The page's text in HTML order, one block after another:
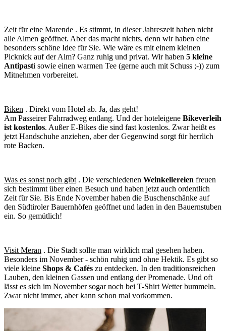
Zeit für eine Marende . Es stimmt, in dieser Jahreszeit haben nicht
alle Almen geöffnet. Aber das macht nichts, denn wir haben eine
besonders schöne Idee für Sie. Wie wäre es mit einem kleinen
Picknick auf der Alm? Ganz ruhig und privat. Wir haben 5 kleine
Antipasti sowie einen warmen Tee (gerne auch mit Schuss ;-)) zum
Mitnehmen vorbereitet.
Biken . Direkt vom Hotel ab. Ja, das geht!
Am Passeirer Fahrradweg entlang. Und der hoteleigene Bikeverleih
ist kostenlos. Außer E-Bikes die sind fast kostenlos. Zwar heißt es
jetzt Handschuhe anziehen, aber der Gegenwind sorgt für herrlich
rote Backen.
Was es sonst noch gibt . Die verschiedenen Weinkellereien freuen
sich bestimmt über einen Besuch und haben jetzt auch ordentlich
Zeit für Sie. Bis Ende November haben die Buschenschänke auf
den Südtiroler Bauernhöfen geöffnet und laden in den Bauernstuben
ein. So gemütlich!
Visit Meran . Die Stadt sollte man wirklich mal gesehen haben.
Besonders im November - schön ruhig und ohne Hektik. Es gibt so
viele kleine Shops & Cafés zu entdecken. In den traditionsreichen
Lauben, den kleinen Gassen und entlang der Promenade. Und oft
lässt es sich im November sogar noch bei T-Shirt Wetter bummeln.
Zwar nicht immer, aber kann schon mal vorkommen.